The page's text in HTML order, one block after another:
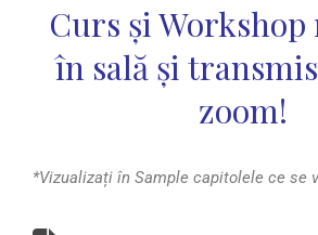
Curs și Workshop
în sală și
zoom!
*Vizualizați în Sample capitolele ce se